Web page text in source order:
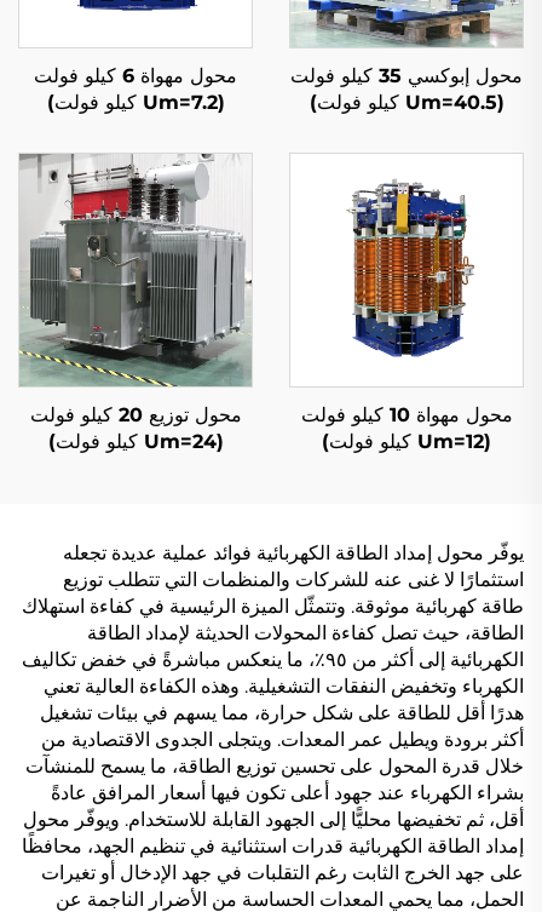
محول إبوكسي 35 كيلو فولت
(Um=40.5 كيلو فولت)
محول مهواة 6 كيلو فولت
(Um=7.2 كيلو فولت)
محول مهواة 10 كيلو فولت
(Um=12 كيلو فولت)
محول توزيع 20 كيلو فولت
(Um=24 كيلو فولت)
يوفّر محول إمداد الطاقة الكهربائية فوائد عملية عديدة تجعله
استثمارًا لا غنى عنه للشركات والمنظمات التي تتطلب توزيع
طاقة كهربائية موثوقة. وتتمثّل الميزة الرئيسية في كفاءة استهلاك
الطاقة، حيث تصل كفاءة المحولات الحديثة لإمداد الطاقة
الكهربائية إلى أكثر من ٩٥٪، ما ينعكس مباشرةً في خفض تكاليف
الكهرباء وتخفيض النفقات التشغيلية. وهذه الكفاءة العالية تعني
هدرًا أقل للطاقة على شكل حرارة، مما يسهم في بيئات تشغيل
أكثر برودة ويطيل عمر المعدات. ويتجلى الجدوى الاقتصادية من
خلال قدرة المحول على تحسين توزيع الطاقة، ما يسمح للمنشآت
بشراء الكهرباء عند جهود أعلى تكون فيها أسعار المرافق عادةً
أقل، ثم تخفيضها محليًّا إلى الجهود القابلة للاستخدام. ويوفّر محول
إمداد الطاقة الكهربائية قدرات استثنائية في تنظيم الجهد، محافظًا
على جهد الخرج الثابت رغم التقلبات في جهد الإدخال أو تغيرات
الحمل، مما يحمي المعدات الحساسة من الأضرار الناجمة عن